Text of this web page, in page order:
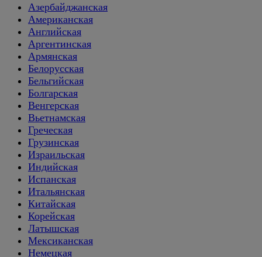
Азербайджанская
Американская
Английская
Аргентинская
Армянская
Белорусская
Бельгийская
Болгарская
Венгерская
Вьетнамская
Греческая
Грузинская
Израильская
Индийская
Испанская
Итальянская
Китайская
Корейская
Латышская
Мексиканская
Немецкая